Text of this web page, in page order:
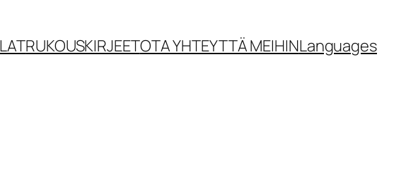
RUKOUSKIRJEETOTA YHTEYTTÄ MEIHINLanguages